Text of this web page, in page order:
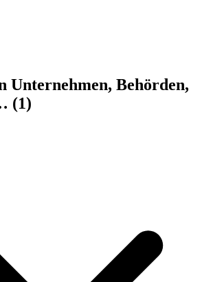
Unternehmen, Behörden,
(1)